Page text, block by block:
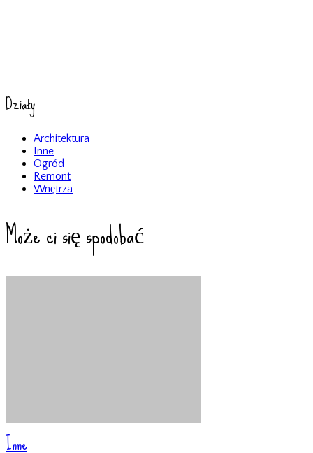
Działy
Architektura
Inne
Ogród
Remont
Wnętrza
Może ci się spodobać
Inne